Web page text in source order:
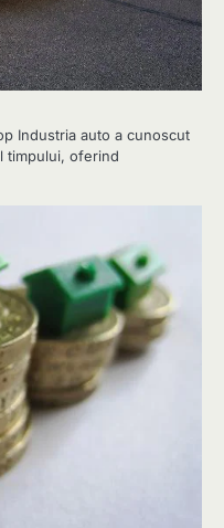
Industria auto a cunoscut
timpului, oferind